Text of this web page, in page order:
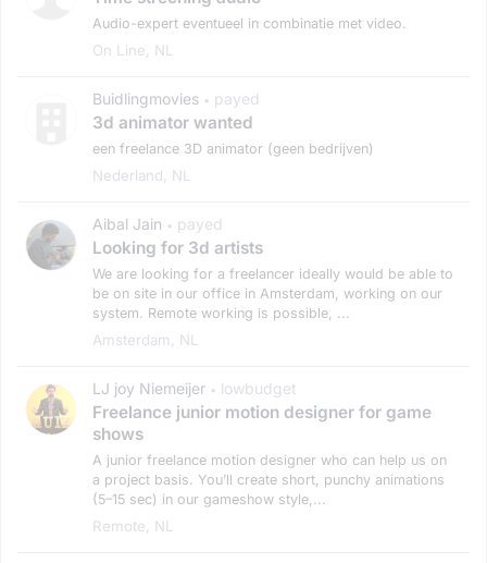
Audio-expert eventueel in combinatie met video.
On Line, NL
Buidlingmovies • payed
3d animator wanted
een freelance 3D animator (geen bedrijven)
Nederland, NL
Aibal Jain • payed
Looking for 3d artists
We are looking for a freelancer ideally would be able to
be on site in our office in Amsterdam, working on our
system. Remote working is possible, ...
Amsterdam, NL
LJ joy Niemeijer • lowbudget
Freelance junior motion designer for game
shows
A junior freelance motion designer who can help us on
a project basis. You’ll create short, punchy animations
(5–15 sec) in our gameshow style,...
Remote, NL